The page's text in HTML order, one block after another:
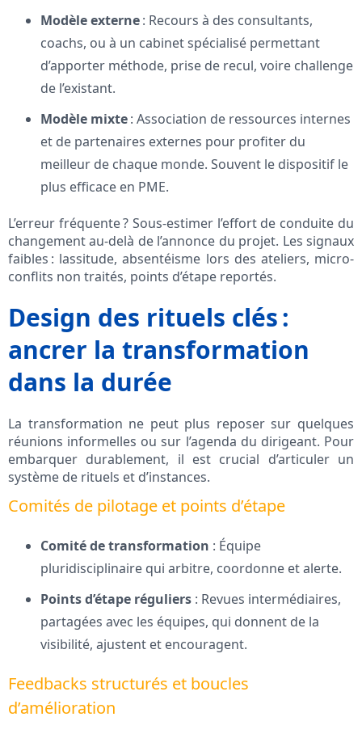
Modèle externe: Recours à des consultants,
coachs, ou à un cabinet spécialisé permettant
d’apporter méthode, prise de recul, voire challenge
de l’existant.
Modèle mixte: Association de ressources internes
et de partenaires externes pour profiter du
meilleur de chaque monde. Souvent le dispositif le
plus efficace en PME.
L’erreur fréquente ? Sous-estimer l’effort de conduite du
changement au-delà de l’annonce du projet. Les signaux
faibles : lassitude, absentéisme lors des ateliers, micro-
conflits non traités, points d’étape reportés.
Design des rituels clés :
ancrer la transformation
dans la durée
La transformation ne peut plus reposer sur quelques
réunions informelles ou sur l’agenda du dirigeant. Pour
embarquer durablement, il est crucial d’articuler un
système de rituels et d’instances.
Comités de pilotage et points d’étape
Comité de transformation : Équipe
pluridisciplinaire qui arbitre, coordonne et alerte.
Points d’étape réguliers : Revues intermédiaires,
partagées avec les équipes, qui donnent de la
visibilité, ajustent et encouragent.
Feedbacks structurés et boucles
d’amélioration